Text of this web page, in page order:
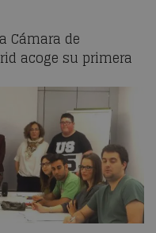
Cámara de
acoge su primera